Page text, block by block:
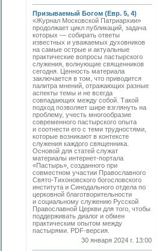
Призываемый Богом (Евр. 5, 4)
«Журнал Московской Патриархии»
продолжает цикл публикаций, задача
которых — собирать ответы
известных и уважаемых духовников
на самые острые и актуальные
практические вопросы пастырского
служения, волнующие священников
сегодня. Ценность материала
заключается в том, что приводится
палитра мнений, отражающих разные
аспекты темы и не всегда
совпадающих между собой. Такой
подход позволяет шире взглянуть на
проблему, учесть многообразие
современного пастырского опыта
и соотнести его с теми трудностями,
которые возникают в контексте
служения каждого священника.
Основой для статей служат
материалы интернет-портала
«Пастырь», созданного при
совместном участии Православного
Свято-Тихоновского богословского
института и Синодального отдела по
церковной благотворительности
и социальному служению Русской
Православной Церкви для того, чтобы
поддерживать диалог и обмен
практическим опытом между
пастырями. PDF-версия.
30 января 2024 г. 13:00